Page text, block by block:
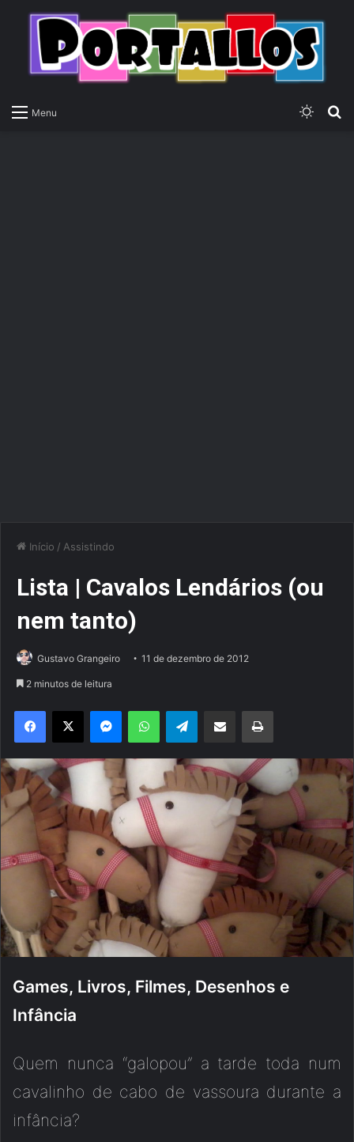
Menu
Início / Assistindo
Lista | Cavalos Lendários (ou
nem tanto)
Gustavo Grangeiro 11 de dezembro de 2012
2 minutos de leitura
Games, Livros, Filmes, Desenhos e
Infância
Quem nunca “galopou” a tarde toda num
cavalinho de cabo de vassoura durante a
infância?